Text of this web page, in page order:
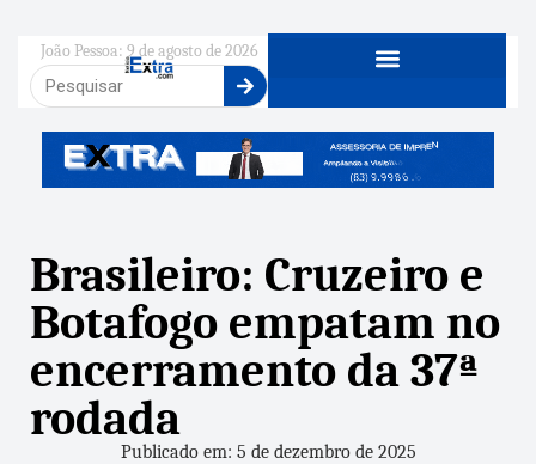
João Pessoa: 9 de agosto de 2026
Brasileiro: Cruzeiro e
Botafogo empatam no
encerramento da 37ª
rodada
Publicado em: 5 de dezembro de 2025